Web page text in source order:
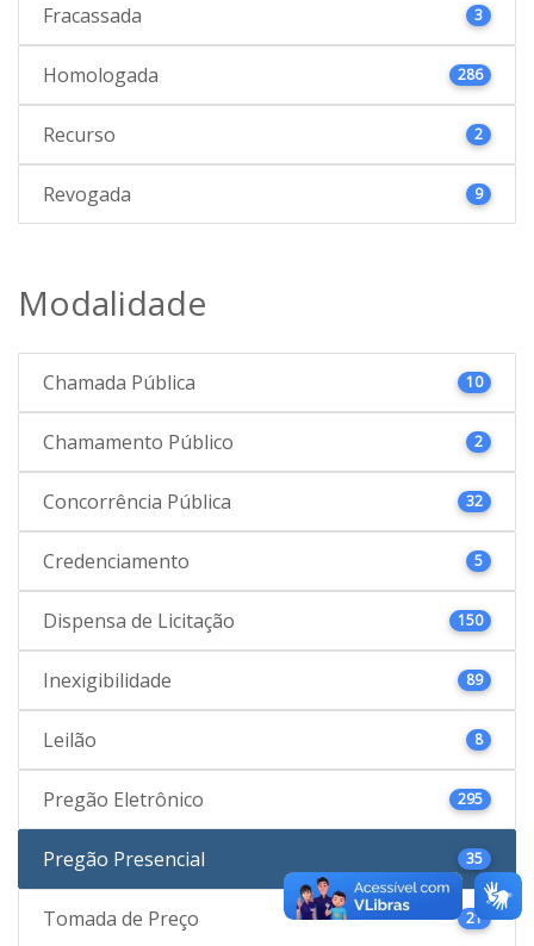
Fracassada 3
Homologada 286
Recurso 2
Revogada 9
Modalidade
Chamada Pública 10
Chamamento Público 2
Concorrência Pública 32
Credenciamento 5
Dispensa de Licitação 150
Inexigibilidade 89
Leilão 8
Pregão Eletrônico 295
Pregão Presencial 35
Tomada de Preço 21